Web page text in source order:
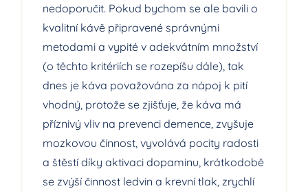
nedoporučit. Pokud bychom se ale bavili o
kvalitní kávě připravené správnými
metodami a vypité v adekvátním množství
(o těchto kritériích se rozepíšu dále), tak
dnes je káva považována za nápoj k pití
vhodný, protože se zjišťuje, že káva má
příznivý vliv na prevenci demence, zvyšuje
mozkovou činnost, vyvolává pocity radosti
a štěstí díky aktivaci dopaminu, krátkodobě
se zvýší činnost ledvin a krevní tlak, zrychlí